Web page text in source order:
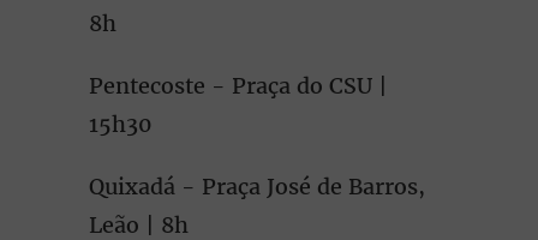
8h
Pentecoste - Praça do CSU |
15h30
Quixadá - Praça José de Barros,
Leão | 8h